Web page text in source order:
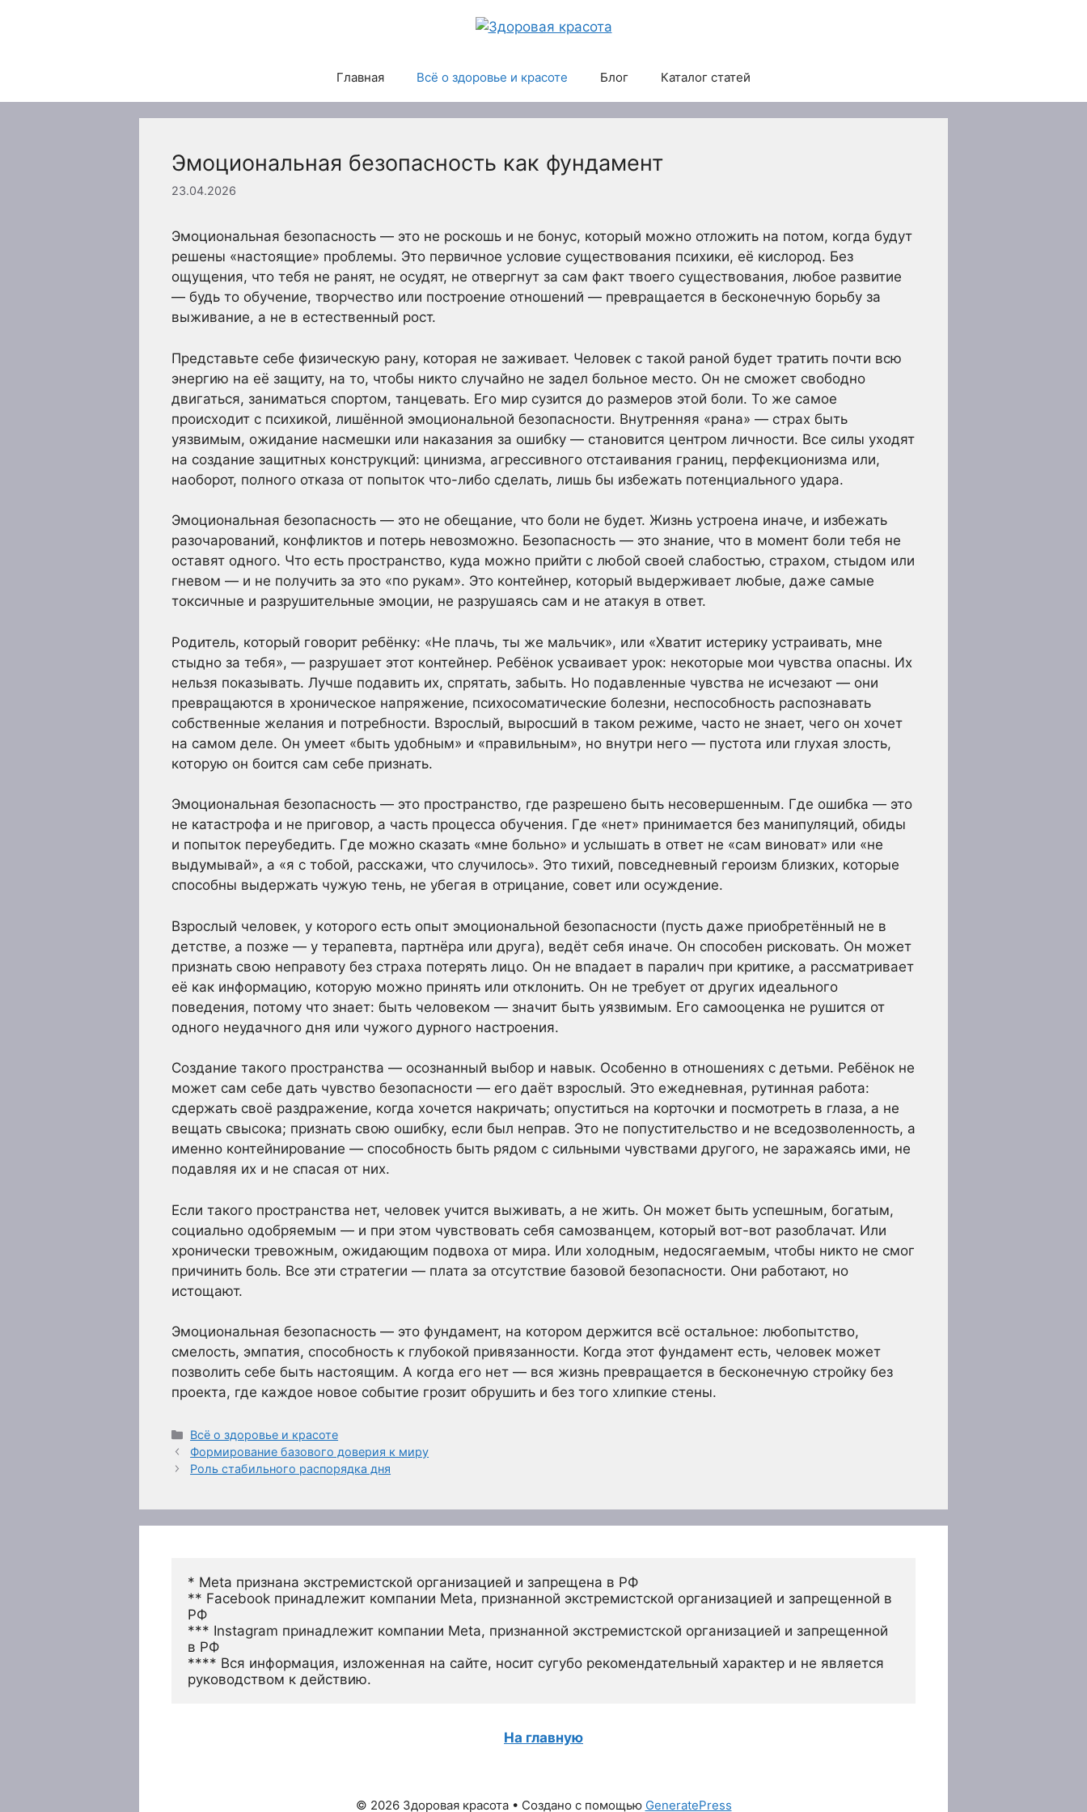
Главная Всё о здоровье и красоте Блог Каталог статей
Эмоциональная безопасность как фундамент
23.04.2026
Эмоциональная безопасность — это не роскошь и не бонус, который можно отложить на потом, когда будут
решены «настоящие» проблемы. Это первичное условие существования психики, её кислород. Без
ощущения, что тебя не ранят, не осудят, не отвергнут за сам факт твоего существования, любое развитие
— будь то обучение, творчество или построение отношений — превращается в бесконечную борьбу за
выживание, а не в естественный рост.
Представьте себе физическую рану, которая не заживает. Человек с такой раной будет тратить почти всю
энергию на её защиту, на то, чтобы никто случайно не задел больное место. Он не сможет свободно
двигаться, заниматься спортом, танцевать. Его мир сузится до размеров этой боли. То же самое
происходит с психикой, лишённой эмоциональной безопасности. Внутренняя «рана» — страх быть
уязвимым, ожидание насмешки или наказания за ошибку — становится центром личности. Все силы уходят
на создание защитных конструкций: цинизма, агрессивного отстаивания границ, перфекционизма или,
наоборот, полного отказа от попыток что-либо сделать, лишь бы избежать потенциального удара.
Эмоциональная безопасность — это не обещание, что боли не будет. Жизнь устроена иначе, и избежать
разочарований, конфликтов и потерь невозможно. Безопасность — это знание, что в момент боли тебя не
оставят одного. Что есть пространство, куда можно прийти с любой своей слабостью, страхом, стыдом или
гневом — и не получить за это «по рукам». Это контейнер, который выдерживает любые, даже самые
токсичные и разрушительные эмоции, не разрушаясь сам и не атакуя в ответ.
Родитель, который говорит ребёнку: «Не плачь, ты же мальчик», или «Хватит истерику устраивать, мне
стыдно за тебя», — разрушает этот контейнер. Ребёнок усваивает урок: некоторые мои чувства опасны. Их
нельзя показывать. Лучше подавить их, спрятать, забыть. Но подавленные чувства не исчезают — они
превращаются в хроническое напряжение, психосоматические болезни, неспособность распознавать
собственные желания и потребности. Взрослый, выросший в таком режиме, часто не знает, чего он хочет
на самом деле. Он умеет «быть удобным» и «правильным», но внутри него — пустота или глухая злость,
которую он боится сам себе признать.
Эмоциональная безопасность — это пространство, где разрешено быть несовершенным. Где ошибка — это
не катастрофа и не приговор, а часть процесса обучения. Где «нет» принимается без манипуляций, обиды
и попыток переубедить. Где можно сказать «мне больно» и услышать в ответ не «сам виноват» или «не
выдумывай», а «я с тобой, расскажи, что случилось». Это тихий, повседневный героизм близких, которые
способны выдержать чужую тень, не убегая в отрицание, совет или осуждение.
Взрослый человек, у которого есть опыт эмоциональной безопасности (пусть даже приобретённый не в
детстве, а позже — у терапевта, партнёра или друга), ведёт себя иначе. Он способен рисковать. Он может
признать свою неправоту без страха потерять лицо. Он не впадает в паралич при критике, а рассматривает
её как информацию, которую можно принять или отклонить. Он не требует от других идеального
поведения, потому что знает: быть человеком — значит быть уязвимым. Его самооценка не рушится от
одного неудачного дня или чужого дурного настроения.
Создание такого пространства — осознанный выбор и навык. Особенно в отношениях с детьми. Ребёнок не
может сам себе дать чувство безопасности — его даёт взрослый. Это ежедневная, рутинная работа:
сдержать своё раздражение, когда хочется накричать; опуститься на корточки и посмотреть в глаза, а не
вещать свысока; признать свою ошибку, если был неправ. Это не попустительство и не вседозволенность, а
именно контейнирование — способность быть рядом с сильными чувствами другого, не заражаясь ими, не
подавляя их и не спасая от них.
Если такого пространства нет, человек учится выживать, а не жить. Он может быть успешным, богатым,
социально одобряемым — и при этом чувствовать себя самозванцем, который вот-вот разоблачат. Или
хронически тревожным, ожидающим подвоха от мира. Или холодным, недосягаемым, чтобы никто не смог
причинить боль. Все эти стратегии — плата за отсутствие базовой безопасности. Они работают, но
истощают.
Эмоциональная безопасность — это фундамент, на котором держится всё остальное: любопытство,
смелость, эмпатия, способность к глубокой привязанности. Когда этот фундамент есть, человек может
позволить себе быть настоящим. А когда его нет — вся жизнь превращается в бесконечную стройку без
проекта, где каждое новое событие грозит обрушить и без того хлипкие стены.
Рубрики
Всё о здоровье и красоте
Формирование базового доверия к миру
Роль стабильного распорядка дня
* Meta признана экстремистской организацией и запрещена в РФ
** Facebook принадлежит компании Meta, признанной экстремистской организацией и запрещенной в
РФ
*** Instagram принадлежит компании Meta, признанной экстремистской организацией и запрещенной
в РФ
**** Вся информация, изложенная на сайте, носит сугубо рекомендательный характер и не является
руководством к действию.
На главную
© 2026 Здоровая красота • Создано с помощью GeneratePress